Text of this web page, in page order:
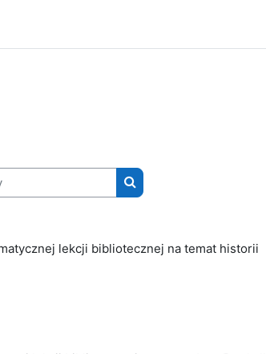
Wyszukaj kursy
lekcji bibliotecznej na temat historii